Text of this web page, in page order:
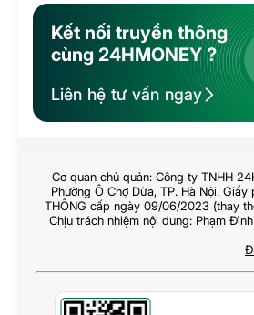
Kết nối truyền thông
cùng 24HMONEY ?
Liên hệ tư vấn ngay
Cơ quan chủ quản: Công ty TNHH
Phường Ô Chợ Dừa, TP. Hà Nội.
THÔNG cấp ngày 09/06/2023 (thay
Chịu trách nhiệm nội dung: Phạm